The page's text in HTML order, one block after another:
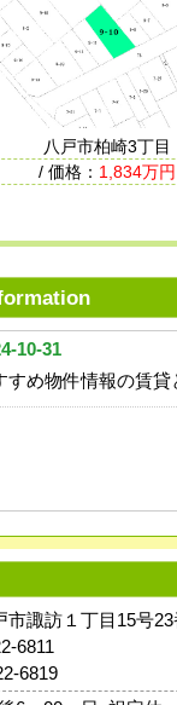
八戸市柏崎3丁目
/ 価格： 1,834万円
10-31
すめ物件情報の賃
諏訪１丁目15号23
6811
6819